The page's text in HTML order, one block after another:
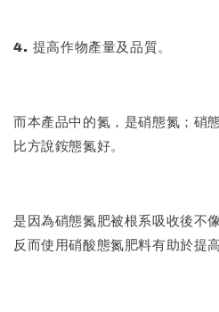
4. 提高作物產量及品質。
而本產品中的氮，是硝態氮；硝
比方說銨態氮好。
是因為硝態氮肥被根系吸收後不
反而使用硝酸態氮肥料有助於提